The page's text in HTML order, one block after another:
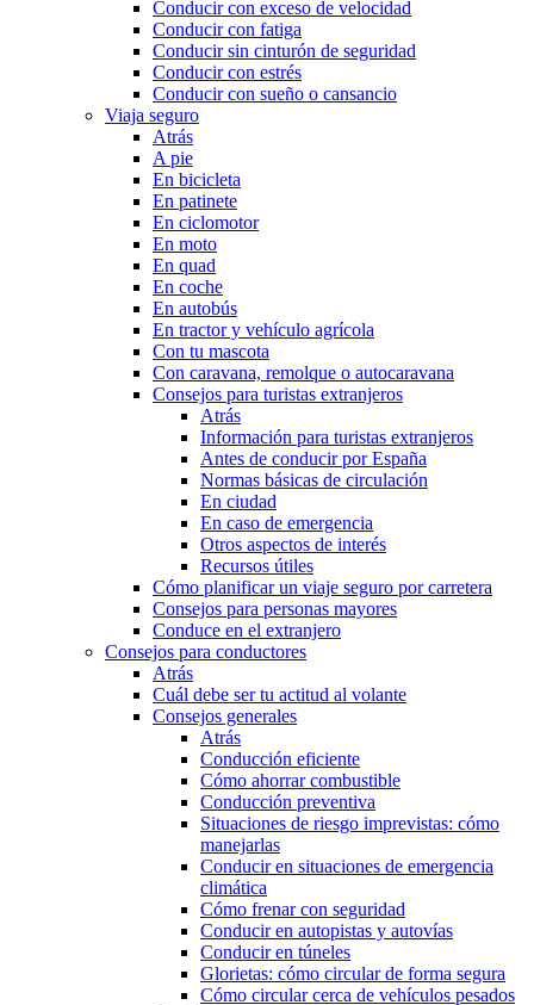
Conducir con exceso de velocidad
Conducir con fatiga
Conducir sin cinturón de seguridad
Conducir con estrés
Conducir con sueño o cansancio
Viaja seguro
Atrás
A pie
En bicicleta
En patinete
En ciclomotor
En moto
En quad
En coche
En autobús
En tractor y vehículo agrícola
Con tu mascota
Con caravana, remolque o autocaravana
Consejos para turistas extranjeros
Atrás
Información para turistas extranjeros
Antes de conducir por España
Normas básicas de circulación
En ciudad
En caso de emergencia
Otros aspectos de interés
Recursos útiles
Cómo planificar un viaje seguro por carretera
Consejos para personas mayores
Conduce en el extranjero
Consejos para conductores
Atrás
Cuál debe ser tu actitud al volante
Consejos generales
Atrás
Conducción eficiente
Cómo ahorrar combustible
Conducción preventiva
Situaciones de riesgo imprevistas: cómo
manejarlas
Conducir en situaciones de emergencia
climática
Cómo frenar con seguridad
Conducir en autopistas y autovías
Conducir en túneles
Glorietas: cómo circular de forma segura
Cómo circular cerca de vehículos pesados